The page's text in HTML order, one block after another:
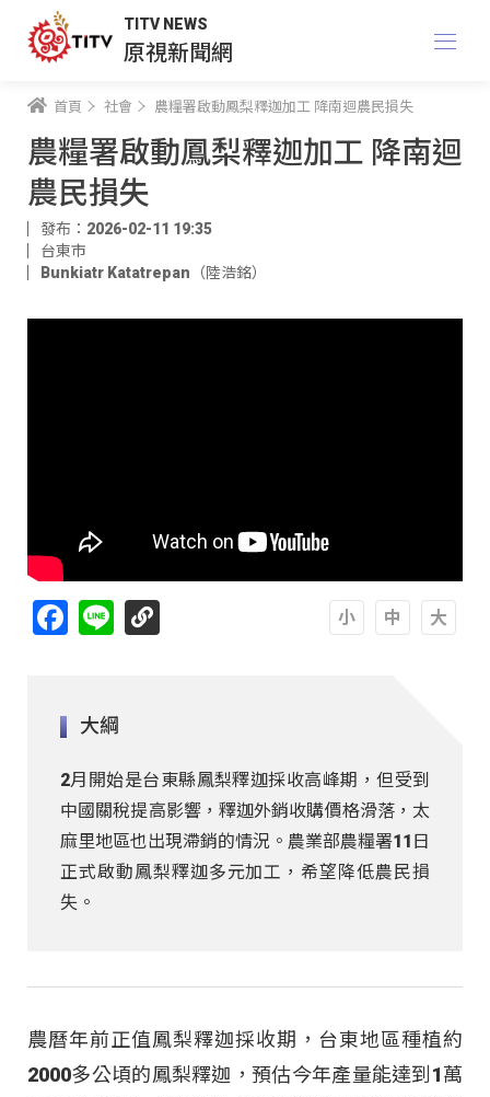
TITV NEWS
原視新聞網
首頁 社會 農糧署啟動鳳梨釋迦加工 降南迴農民損失
農糧署啟動鳳梨釋迦加工 降南迴
農民損失
發布：2026-02-11 19:35
台東市
Bunkiatr Katatrepan（陸浩銘）
Facebook
Line
大綱
2月開始是台東縣鳳梨釋迦採收高峰期，但受到
中國關稅提高影響，釋迦外銷收購價格滑落，太
麻里地區也出現滯銷的情況。農業部農糧署11日
正式啟動鳳梨釋迦多元加工，希望降低農民損
失。
農曆年前正值鳳梨釋迦採收期，台東地區種植約
2000多公頃的鳳梨釋迦，預估今年產量能達到1萬